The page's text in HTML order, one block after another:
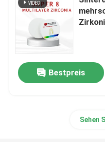
Mehrschichtiger
zahnmedizinischer
Bestpreis
Sehen